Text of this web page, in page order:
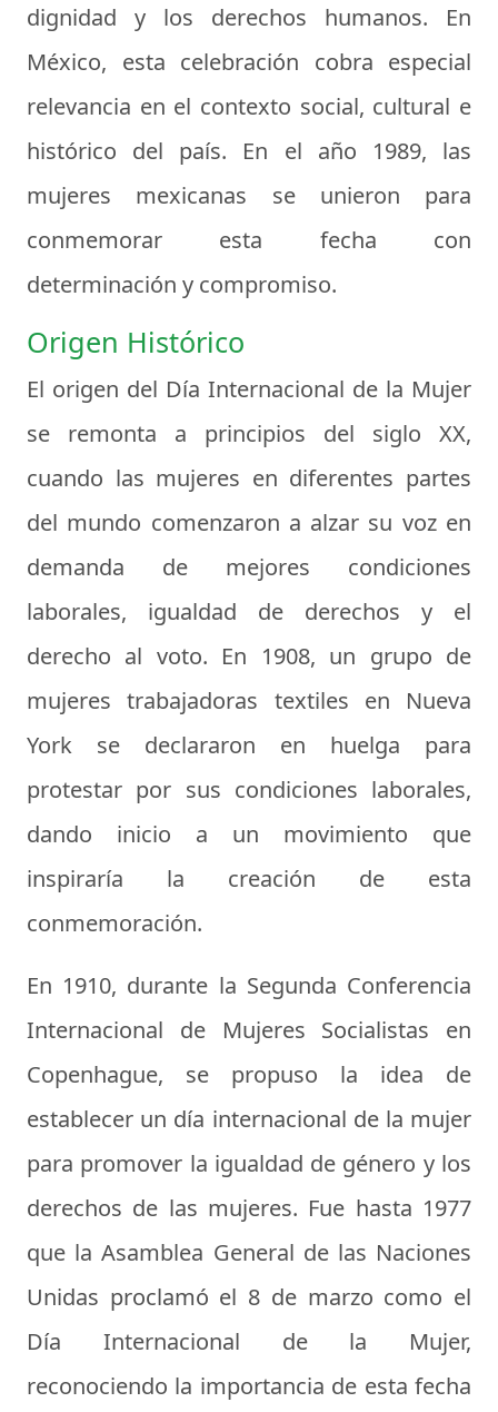
dignidad y los derechos humanos. En
México, esta celebración cobra especial
relevancia en el contexto social, cultural e
histórico del país. En el año 1989, las
mujeres mexicanas se unieron para
conmemorar esta fecha con
determinación y compromiso.
Origen Histórico
El origen del Día Internacional de la Mujer
se remonta a principios del siglo XX,
cuando las mujeres en diferentes partes
del mundo comenzaron a alzar su voz en
demanda de mejores condiciones
laborales, igualdad de derechos y el
derecho al voto. En 1908, un grupo de
mujeres trabajadoras textiles en Nueva
York se declararon en huelga para
protestar por sus condiciones laborales,
dando inicio a un movimiento que
inspiraría la creación de esta
conmemoración.
En 1910, durante la Segunda Conferencia
Internacional de Mujeres Socialistas en
Copenhague, se propuso la idea de
establecer un día internacional de la mujer
para promover la igualdad de género y los
derechos de las mujeres. Fue hasta 1977
que la Asamblea General de las Naciones
Unidas proclamó el 8 de marzo como el
Día Internacional de la Mujer,
reconociendo la importancia de esta fecha